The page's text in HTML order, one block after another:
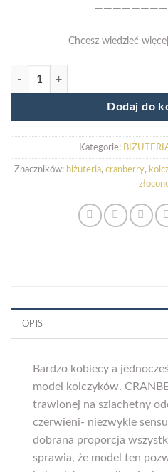
Chcesz wiedzieć
Dodaj do
Kategorie:
Znaczników: biżuteria, cranberry,
OPIS
Bardzo kobiecy a
model kolczyków.
trawionej na szlachetny
czerwieni- niezwykle
dobrana proporcja
sprawia, że model ten